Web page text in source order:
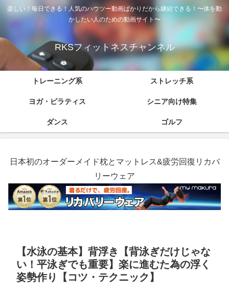
楽しい！毎日できる！人気のハウツー動画ばかりだから継続できる！〜体を動
かしたい人のための動画サイト〜
RKSフィットネスチャンネル
トレーニング系 ストレッチ系
ヨガ・ピラティス シニア向け特集
ダンス ゴルフ
日本初のオーダーメイド枕とマットレス&疲労回復リカバ
リーウェア
【水泳の基本】背浮き【背泳ぎだけじゃな
い！平泳ぎでも重要】楽に進むた為の浮く
姿勢作り【コツ・テクニック】